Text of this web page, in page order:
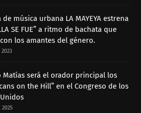
de música urbana LA MAYEYA estrena
SE FUE” a ritmo de bachata que
los amantes del género.
Matías será el orador principal los
on the Hill” en el Congreso de los
2025